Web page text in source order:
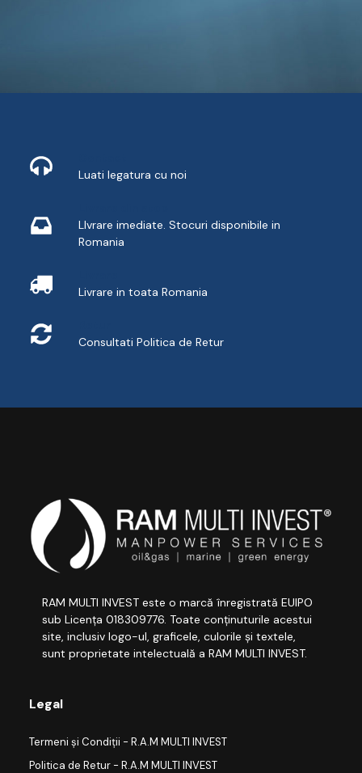
Luati legatura cu noi
LIvrare imediate. Stocuri disponibile in
Romania
Livrare in toata Romania
Consultati Politica de Retur
RAM MULTI INVEST este o marcă înregistrată EUIPO
sub Licența 018309776. Toate conținuturile acestui
site, inclusiv logo-ul, graficele, culorile și textele,
sunt proprietate intelectuală a RAM MULTI INVEST.
Legal
Termeni și Condiții - R.A.M MULTI INVEST
Politica de Retur - R.A.M MULTI INVEST